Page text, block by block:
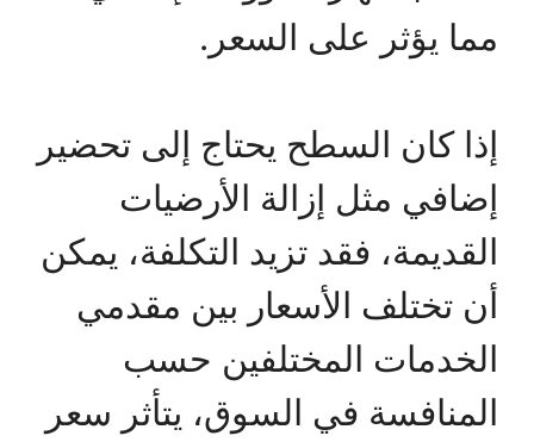
مما يؤثر على السعر.
إذا كان السطح يحتاج إلى تحضير
إضافي مثل إزالة الأرضيات
القديمة، فقد تزيد التكلفة، يمكن
أن تختلف الأسعار بين مقدمي
الخدمات المختلفين حسب
المنافسة في السوق، يتأثر سعر